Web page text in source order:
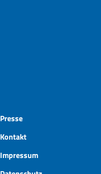
Presse
Kontakt
Impressum